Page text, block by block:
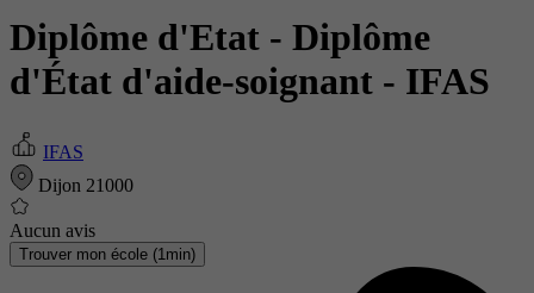
Diplôme d'Etat - Diplôme
d'État d'aide-soignant - IFAS
IFAS
Dijon 21000
Aucun avis
Trouver mon école (1min)